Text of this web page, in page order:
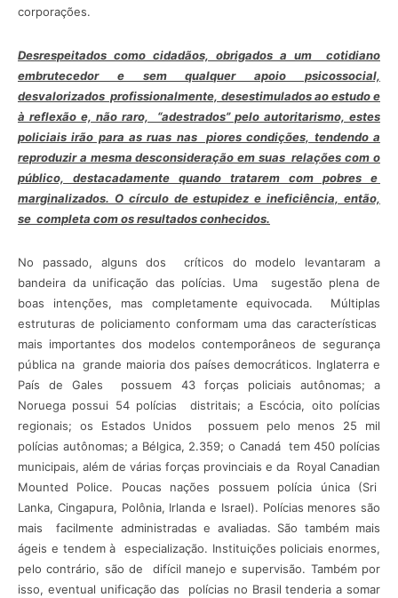
corporações.
Desrespeitados como cidadãos, obrigados a um cotidiano
embrutecedor e sem qualquer apoio psicossocial,
desvalorizados profissionalmente, desestimulados ao estudo e
à reflexão e, não raro, “adestrados” pelo autoritarismo, estes
policiais irão para as ruas nas piores condições, tendendo a
reproduzir a mesma desconsideração em suas relações com o
público, destacadamente quando tratarem com pobres e
marginalizados. O círculo de estupidez e ineficiência, então,
se completa com os resultados conhecidos.
No passado, alguns dos críticos do modelo levantaram a
bandeira da unificação das polícias. Uma sugestão plena de
boas intenções, mas completamente equivocada. Múltiplas
estruturas de policiamento conformam uma das características
mais importantes dos modelos contemporâneos de segurança
pública na grande maioria dos países democráticos. Inglaterra e
País de Gales possuem 43 forças policiais autônomas; a
Noruega possui 54 polícias distritais; a Escócia, oito polícias
regionais; os Estados Unidos possuem pelo menos 25 mil
polícias autônomas; a Bélgica, 2.359; o Canadá tem 450 polícias
municipais, além de várias forças provinciais e da Royal Canadian
Mounted Police. Poucas nações possuem polícia única (Sri
Lanka, Cingapura, Polônia, Irlanda e Israel). Polícias menores são
mais facilmente administradas e avaliadas. São também mais
ágeis e tendem à especialização. Instituições policiais enormes,
pelo contrário, são de difícil manejo e supervisão. Também por
isso, eventual unificação das polícias no Brasil tenderia a somar